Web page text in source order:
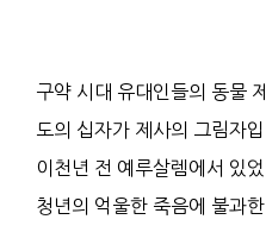
구약 시대 유대인들의 동물
도의 십자가 제사의 그림자
이천년 전 예루살렘에서 있
청년의 억울한 죽음에 불과